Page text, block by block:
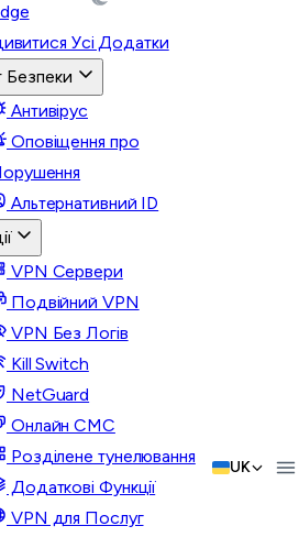
Усі Додатки
Безпеки
Антивірус
Оповіщення про
Альтернативний ID
VPN Сервери
Подвійний VPN
VPN Без Логів
Kill Switch
NetGuard
Онлайн СМС
Розділене тунелювання
Додаткові Функції
VPN для Послуг
UK